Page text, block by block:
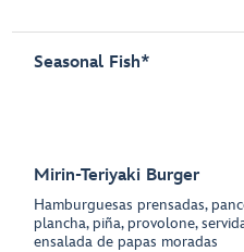
Seasonal Fish*
Mirin-Teriyaki Burger
Hamburguesas prensadas,
plancha, piña, provolone,
ensalada de papas moradas